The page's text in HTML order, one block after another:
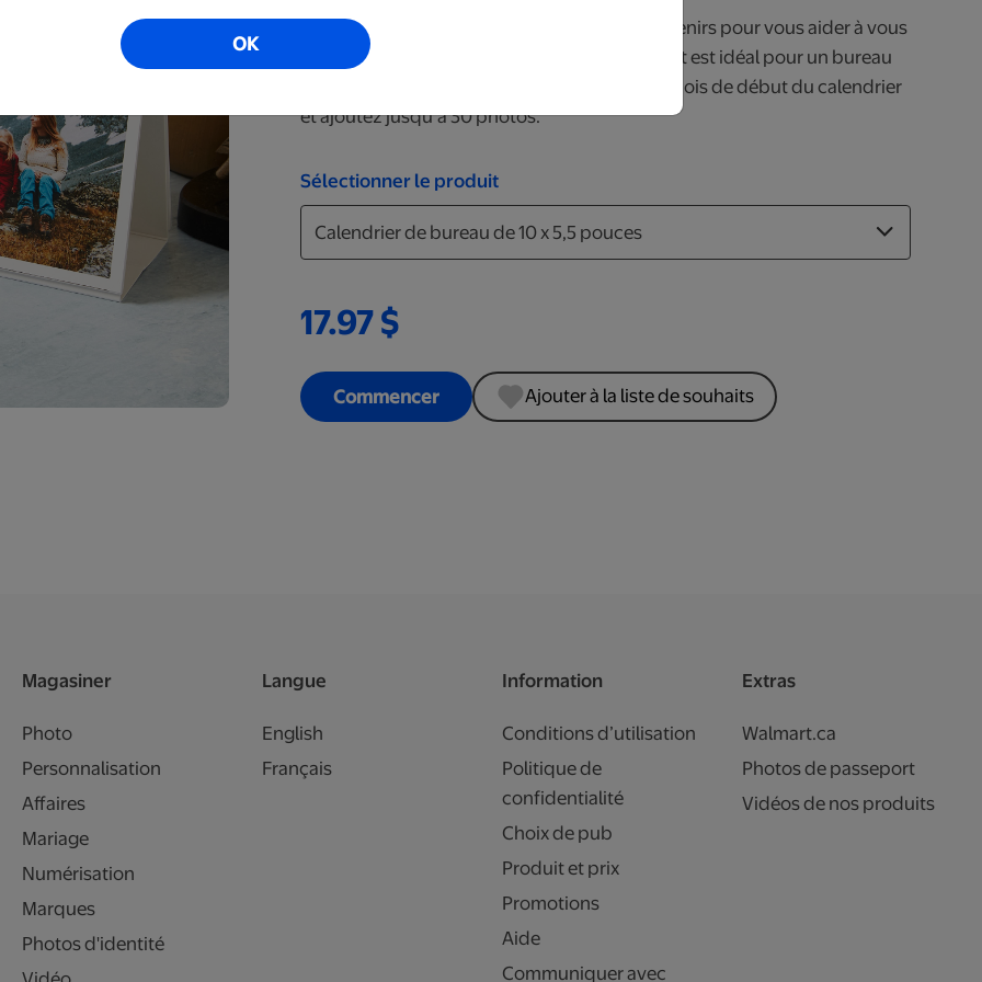
Créez un calendrier de 12 mois rempli de souvenirs pour vous aider à vous
organiser toute l’année! Ce calendrier compact est idéal pour un bureau
ou une commode. Sélectionnez l’année et le mois de début du calendrier
et ajoutez jusqu’à 30 photos.
Sélectionner le produit
17.97 $
Commencer Ajouter à la liste de souhaits
Magasiner
Photo
Personnalisation
Affaires
Mariage
Numérisation
Marques
Photos d'identité
Langue
English
Français
Information
Conditions d’utilisation
Politique de
confidentialité
Choix de pub
Produit et prix
Promotions
Aide
Communiquer avec
Extras
Walmart.ca
Photos de passeport
Vidéos de nos produits
OK